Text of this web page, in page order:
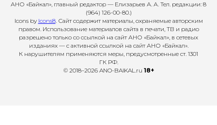
АНО «Байкал», главный редактор — Елизарьев А. А. Тел. редакции: 8
(964) 126-00-80.)
Icons by Icons8. Сайт содержит материалы, охраняемые авторским
правом. Использование материалов сайта в печати, ТВ и радио
разрешено только со ссылкой на сайт АНО «Байкал», в сетевых
изданиях — с активной ссылкой на сайт АНО «Байкал».
К нарушителям применяются меры, предусмотренные ст. 1301
ГК РФ.
© 2018–2026 ANO-BAIKAL.ru 18+